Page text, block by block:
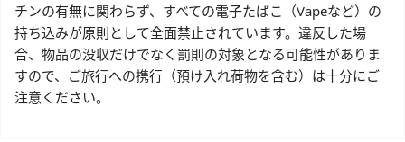
チンの有無に関わらず、すべての電子たばこ（Vapeなど）の
持ち込みが原則として全面禁止されています。違反した場
合、物品の没収だけでなく罰則の対象となる可能性がありま
すので、ご旅行への携行（預け入れ荷物を含む）は十分にご
注意ください。